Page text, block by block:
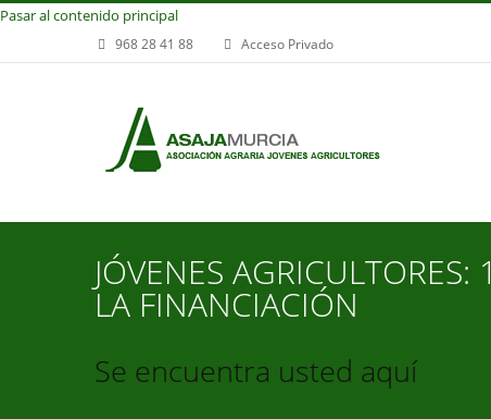
Pasar al contenido principal
968 28 41 88 Acceso Privado
JÓVENES
LA FINANCIACIÓN
Se encuentra usted aquí